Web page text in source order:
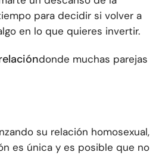
para decidir si volver a
en lo que quieres invertir.
donde muchas parejas
su relación homosexual,
es única y es posible que no